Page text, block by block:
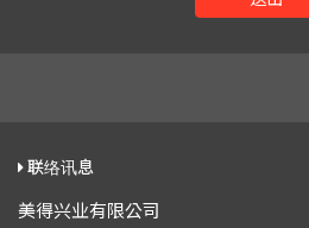
联络讯息
美得兴业有限公司